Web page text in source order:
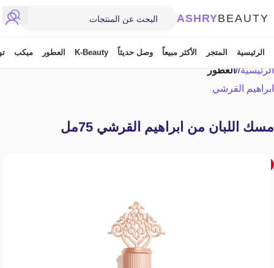
ASHRYBEAUTY
الرئيسية المتجر الأكثر مبيعاً وصل حديثاً K-Beauty العطور ميكب
الرئيسية/ العطور
ابراهيم القرشي
مسك اللبان من ابراهيم القرشي 75مل